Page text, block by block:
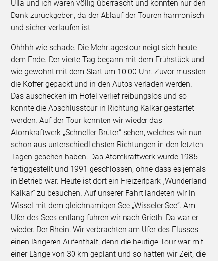
Ulla und ich waren völlig überrascht und konnten nur den
Dank zurückgeben, da der Ablauf der Touren harmonisch
und sicher verlaufen ist.
Ohhhh wie schade. Die Mehrtagestour neigt sich heute
dem Ende. Der vierte Tag begann mit dem Frühstück und
wie gewohnt mit dem Start um 10.00 Uhr. Zuvor mussten
die Koffer gepackt und in den Autos verladen werden.
Das auschecken im Hotel verlief reibungslos und so
konnte die Abschlusstour in Richtung Kalkar gestartet
werden. Auf der Tour konnten wir wieder das
Atomkraftwerk „Schneller Brüter“ sehen, welches wir nun
schon aus unterschiedlichsten Richtungen in den letzten
Tagen gesehen haben. Das Atomkraftwerk wurde 1985
fertiggestellt und 1991 geschlossen, ohne dass es jemals
in Betrieb war. Heute ist dort ein Freizeitpark „Wunderland
Kalkar“ zu besuchen. Auf unserer Fahrt landeten wir in
Wissel mit dem gleichnamigen See „Wisseler See“. Am
Ufer des Sees entlang fuhren wir nach Grieth. Da war er
wieder. Der Rhein. Wir verbrachten am Ufer des Flusses
einen längeren Aufenthalt, denn die heutige Tour war mit
einer Länge von 30 km geplant und so hatten wir Zeit, die